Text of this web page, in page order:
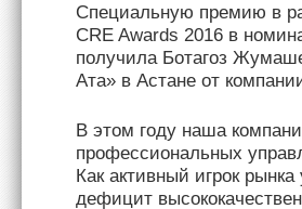
Специальную премию в
CRE Awards 2016 в
получила Ботагоз
Ата» в Астане от
В этом году наша
профессиональных
Как активный игрок
дефицит